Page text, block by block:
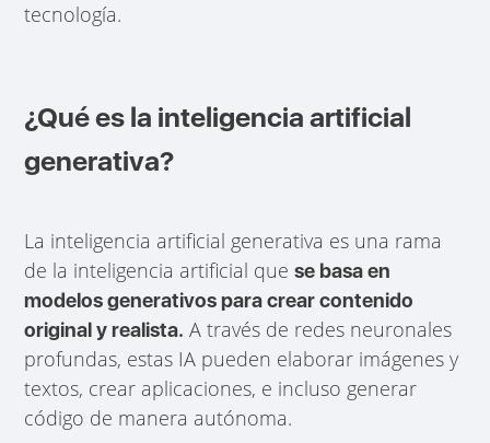
tecnología.
¿Qué es la inteligencia artificial
generativa?
La inteligencia artificial generativa es una rama
de la inteligencia artificial quese basa en
modelos generativos para crear contenido
original y realista. A través de redes neuronales
profundas, estas IA pueden elaborar imágenes y
textos, crear aplicaciones, e incluso generar
código de manera autónoma.